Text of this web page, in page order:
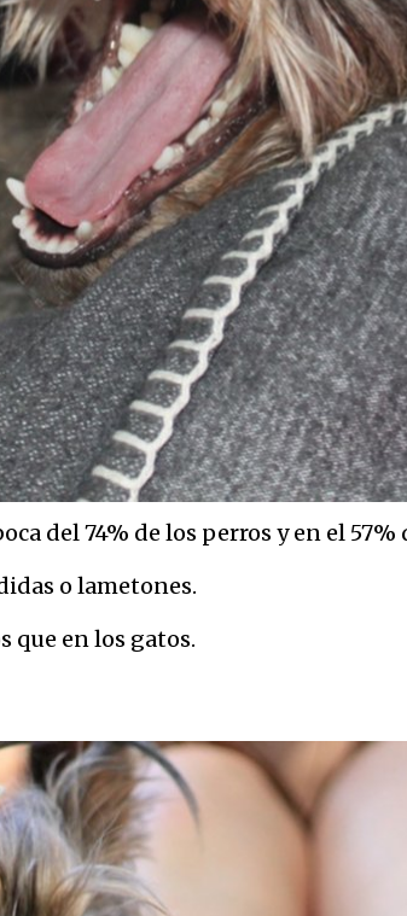
del 74% de los perros y en el 57%
o lametones.
que en los gatos.